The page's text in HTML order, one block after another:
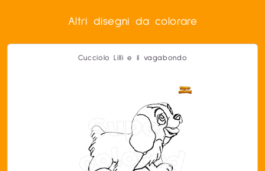
Altri disegni da colorare
Cucciolo Lilli e il vagabondo